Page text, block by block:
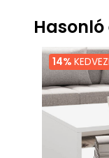
14%